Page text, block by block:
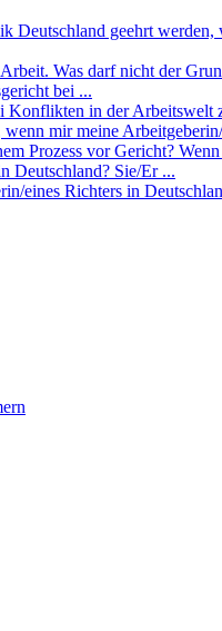
Deutschland geehrt
Was darf nicht der
bei ...
Konflikten in der Arbeitswelt
mir meine
Prozess vor Gericht?
Deutschland? Sie/Er ...
eines Richters in